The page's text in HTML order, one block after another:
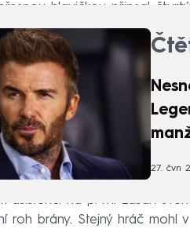
hlavičkou připsal
27. čvn
k asistenci na první zásah
roh brány. Stejný hráč mohl